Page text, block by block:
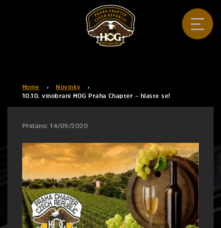
Home › Novinky
›
10.10. vinobraní HOG Praha Chapter – hlaste se!
Přidáno: 14/09/2020